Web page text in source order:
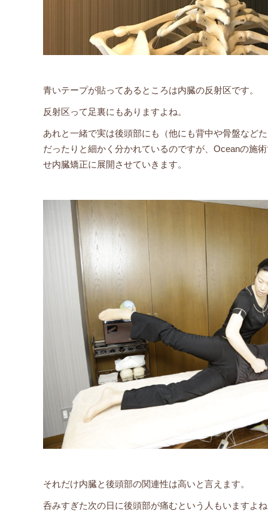
青いテープが貼ってあるところは内臓の反射区です。
反射区って足裏にもありますよね。
あれと一緒で実は後頭部にも（他にも背中や骨盤など
だったりと細かく分かれているのですが、Oceanの施
せ内臓矯正に展開させていきます。
それだけ内臓と後頭部の関連性は高いと言えます。
呑みすぎた次の日に後頭部が痛むという人もいますよ